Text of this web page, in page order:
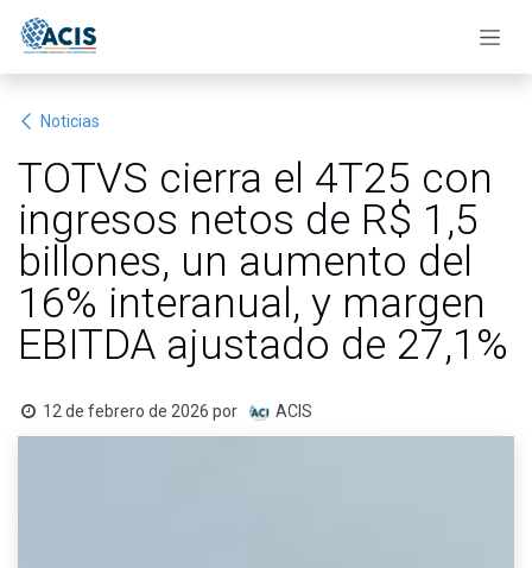
Noticias
TOTVS cierra el 4T25 con
ingresos netos de R$ 1,5
billones, un aumento del
16% interanual, y margen
EBITDA ajustado de 27,1%
12 de febrero de 2026 por ACIS